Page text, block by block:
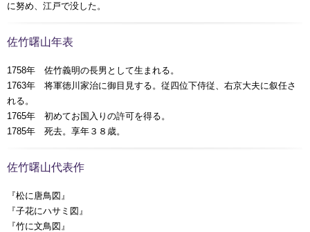
に努め、江戸で没した。
佐竹曙山年表
1758年 佐竹義明の長男として生まれる。
1763年 将軍徳川家治に御目見する。従四位下侍従、右京大夫に叙任さ
れる。
1765年 初めてお国入りの許可を得る。
1785年 死去。享年３８歳。
佐竹曙山代表作
『松に唐鳥図』
『子花にハサミ図』
『竹に文鳥図』